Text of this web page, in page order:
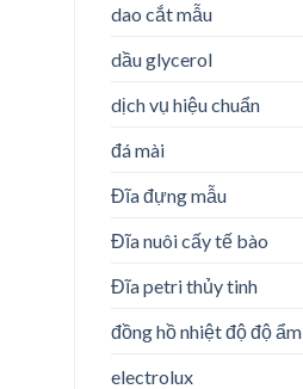
dao cắt mẫu
dầu glycerol
dịch vụ hiệu chuẩn
đá mài
Đĩa đựng mẫu
Đĩa nuôi cấy tế bào
Đĩa petri thủy tinh
đồng hồ nhiệt độ độ ẩm
electrolux